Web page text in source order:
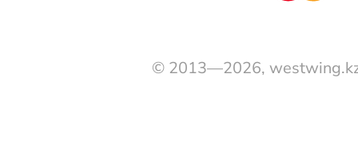
© 2013—2026,